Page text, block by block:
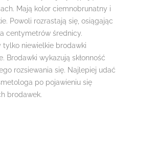
Mają kolor ciemnobrunatny i
Powoli rozrastają się, osiągając
centymetrów średnicy.
tylko niewielkie brodawki
Brodawki wykazują skłonność
rozsiewania się. Najlepiej udać
po pojawieniu się
brodawek.